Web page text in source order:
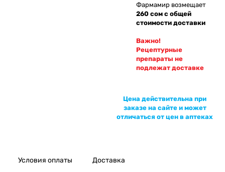
Фармамир возмещает
260 сом с общей
стоимости доставки
Важно!
Рецептурные
препараты не
подлежат доставке
Цена действительна при
заказе на сайте и может
отличаться от цен в аптеках
Условия оплаты Доставка